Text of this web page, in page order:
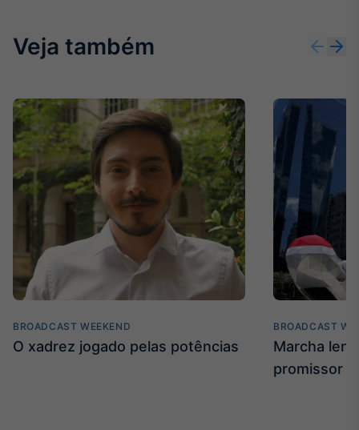
Veja também
BROADCAST WEEKEND
O xadrez jogado pelas potências
BROADCAST
Marcha
promissor